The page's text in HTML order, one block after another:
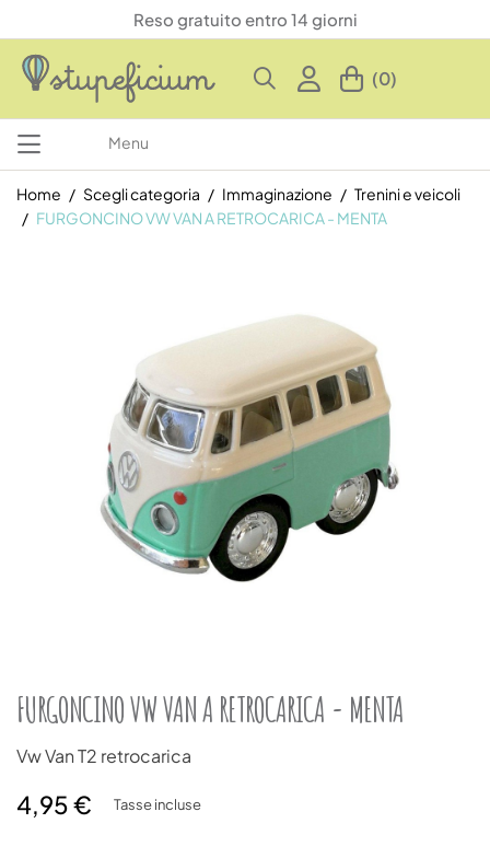
Reso gratuito entro 14 giorni
(0)
Menu
Home Scegli categoria Immaginazione
Trenini e veicoli
FURGONCINO VW VAN A RETROCARICA - MENTA
FURGONCINO VW VAN A RETROCARICA - MENTA
Vw Van T2 retrocarica
4,95 € Tasse incluse